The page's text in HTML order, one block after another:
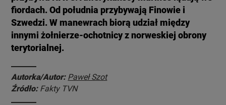
fiordach. Od południa przybywają Finowie i
Szwedzi. W manewrach biorą udział między
innymi żołnierze-ochotnicy z norweskiej obrony
terytorialnej.
Autorka/Autor: Paweł Szot
Źródło: Fakty TVN